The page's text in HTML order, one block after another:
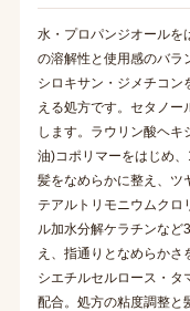
水・プロパンジオールを
の溶解性と使用感のバラ
シロキサン・ジメチコン
える処方です。セタノ
します。ラウリン酸ヘ
油)コポリマーをはじめ
髪をなめらかに整え、ツ
テアルトリモニウムクロ
ル加水分解ケラチンな
え、指通りとなめらか
シエチルセルロース・タ
配合。処方の粘度調整と